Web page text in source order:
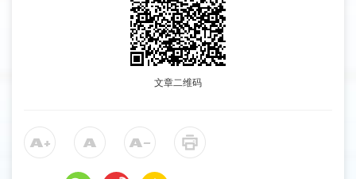
文章二维码